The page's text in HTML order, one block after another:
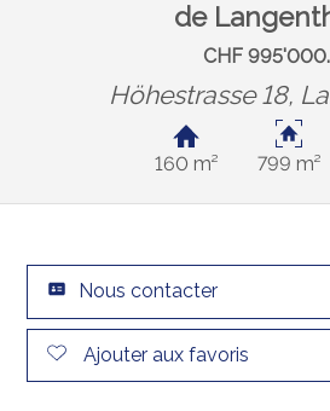
de
CHF
Höhestrasse 18,
160 m² 799 m²
Nous contacter
Ajouter aux favoris